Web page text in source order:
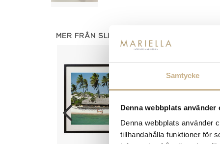
Samtycke
Denna webbplats använder
Denna webbplats använder
tillhandahålla funktioner för
MER FRÅN SLIM AARONS